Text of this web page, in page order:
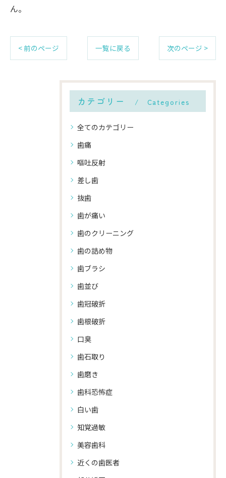
ん。
< 前のページ 一覧に戻る 次のページ >
カテゴリー Categories
全てのカテゴリー
歯痛
嘔吐反射
差し歯
抜歯
歯が痛い
歯のクリーニング
歯の詰め物
歯ブラシ
歯並び
歯冠破折
歯根破折
口臭
歯石取り
歯磨き
歯科恐怖症
白い歯
知覚過敏
美容歯科
近くの歯医者